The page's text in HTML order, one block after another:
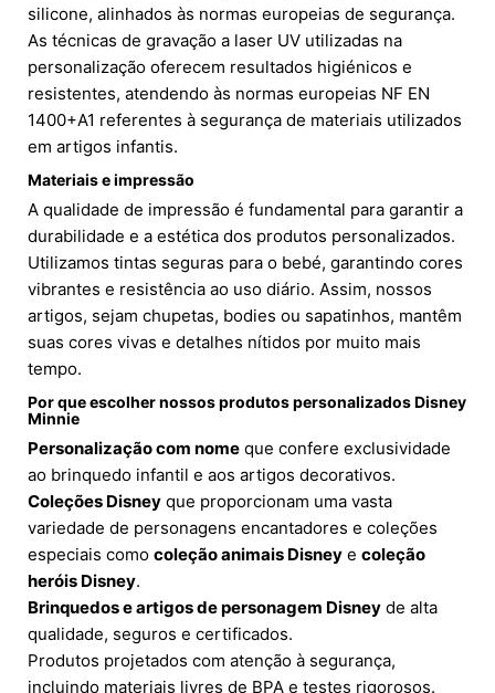
silicone, alinhados às normas europeias de segurança.
As técnicas de gravação a laser UV utilizadas na
personalização oferecem resultados higiénicos e
resistentes, atendendo às normas europeias NF EN
1400+A1 referentes à segurança de materiais utilizados
em artigos infantis.
Materiais e impressão
A qualidade de impressão é fundamental para garantir a
durabilidade e a estética dos produtos personalizados.
Utilizamos tintas seguras para o bebé, garantindo cores
vibrantes e resistência ao uso diário. Assim, nossos
artigos, sejam chupetas, bodies ou sapatinhos, mantêm
suas cores vivas e detalhes nítidos por muito mais
tempo.
Por que escolher nossos produtos personalizados Disney
Minnie
Personalização com nome que confere exclusividade
ao brinquedo infantil e aos artigos decorativos.
Coleções Disney que proporcionam uma vasta
variedade de personagens encantadores e coleções
especiais como coleção animais Disney e coleção
heróis Disney.
Brinquedos e artigos de personagem Disney de alta
qualidade, seguros e certificados.
Produtos projetados com atenção à segurança,
incluindo materiais livres de BPA e testes rigorosos.